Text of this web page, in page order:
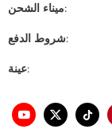
ميناء الشحن:
شروط الدفع:
عينة: